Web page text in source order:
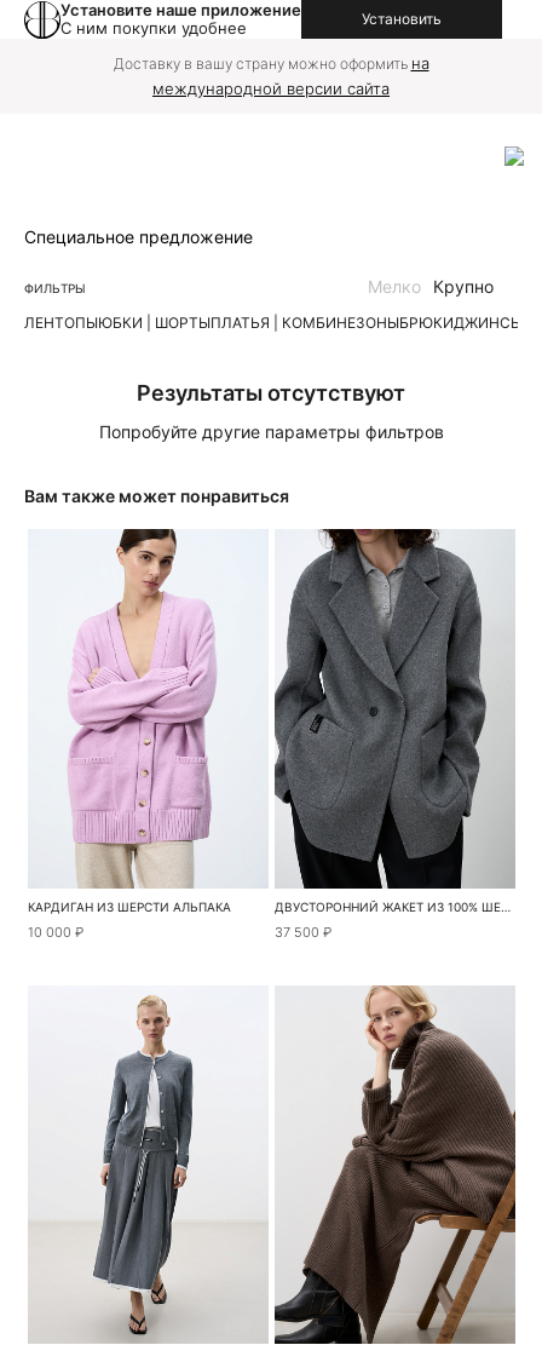
Установите наше приложение
С ним покупки удобнее
Установить
Доставку в вашу страну можно оформить на
международной версии сайта
Специальное предложение
ФИЛЬТРЫ
ЛЕНТОПЫЮБКИ | ШОРТЫПЛАТЬЯ | КОМБИНЕЗОНЫБРЮКИДЖИНСЫ
Мелко Крупно
Результаты отсутствуют
Попробуйте другие параметры фильтров
Вам также может понравиться
КАРДИГАН ИЗ ШЕРСТИ АЛЬПАКА
10 000 ₽
ДВУСТОРОННИЙ ЖАКЕТ ИЗ 100% ШЕРСТИ
37 500 ₽